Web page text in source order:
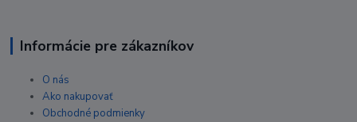
Informácie pre zákazníkov
O nás
Ako nakupovať
Obchodné podmienky